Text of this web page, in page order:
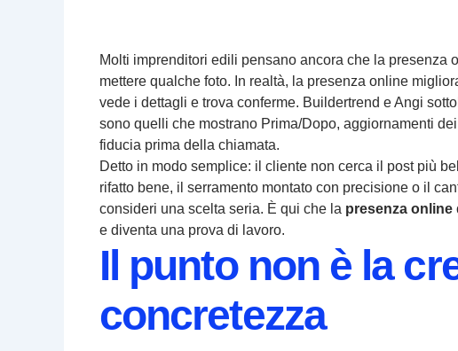
Molti imprenditori edili pensano ancora che la presenza
mettere qualche foto. In realtà, la presenza online
vede i dettagli e trova conferme. Buildertrend e Angi
sono quelli che mostrano Prima/Dopo, aggiornamenti
fiducia prima della chiamata.
Detto in modo semplice: il cliente non cerca il post più
rifatto bene, il serramento montato con precisione o il
consideri una scelta seria. È qui che la presenza online
e diventa una prova di lavoro.
Il punto non è la
concretezza